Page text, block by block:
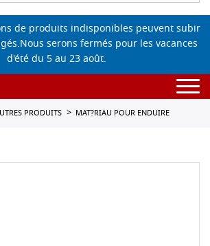
de produits indisponibles peuvent subir
serons fermés pour les vacances
d'été du 5 au 23 août.
PRODUITS MAT?RIAU POUR ENDUIRE